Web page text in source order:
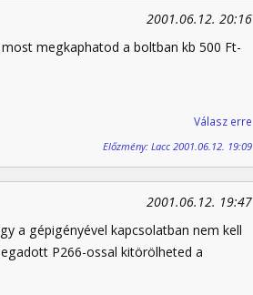
2001.06.12. 20:16
megkaphatod a boltban kb 500 Ft-
Válasz erre
Előzmény: Lacc 2001.06.12. 19:09
2001.06.12. 19:47
a gépigényével kapcsolatban nem kell
P266-ossal kitörölheted a